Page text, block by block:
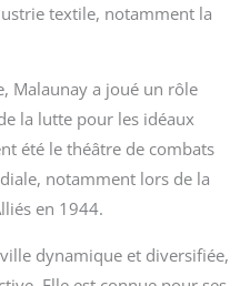
textile, notamment la
Malaunay a joué un rôle
la lutte pour les idéaux
été le théâtre de combats
notamment lors de la
en 1944.
dynamique et diversifiée,